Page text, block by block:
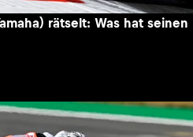
rätselt: Was hat seinen